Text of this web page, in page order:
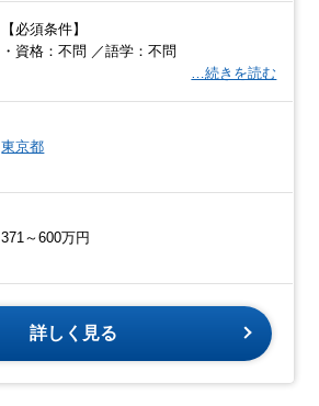
【必須条件】
・資格：不問 ／語学：不問
…続きを読む
東京都
371～600万円
詳しく見る